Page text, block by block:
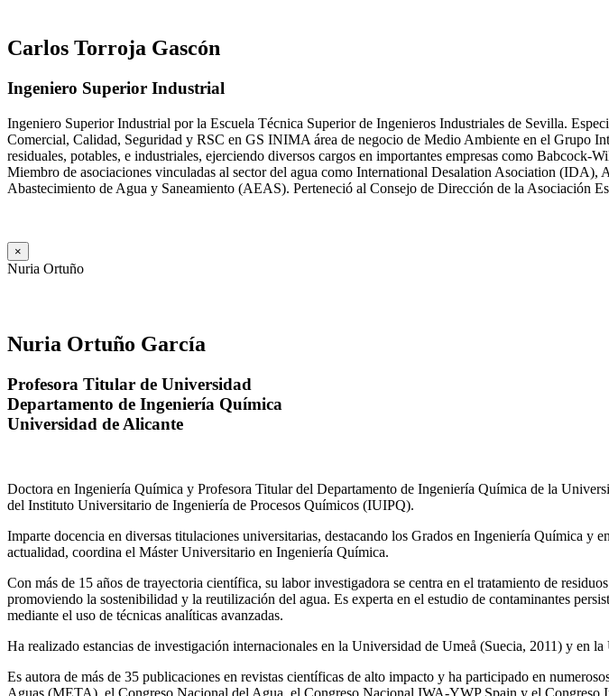
Carlos Torroja Gascón
Ingeniero Superior Industrial
Ingeniero Superior Industrial por la Escuela Técnica Superior de Ingenieros Industriales de Sevilla.
Comercial, Calidad, Seguridad y RSC en GS INIMA área de negocio de Medio Ambiente en el Grupo
residuales, potables, e industriales, ejerciendo diversos cargos en importantes empresas como
Miembro de asociaciones vinculadas al sector del agua como International Desalation Asociation
Abastecimiento de Agua y Saneamiento (AEAS). Perteneció al Consejo de Dirección de la Asociación
×
Nuria Ortuño
Nuria Ortuño García
Profesora Titular de Universidad
Departamento de Ingeniería Química
Universidad de Alicante
Doctora en Ingeniería Química y Profesora Titular del Departamento de Ingeniería Química de la
del Instituto Universitario de Ingeniería de Procesos Químicos (IUIPQ).
Imparte docencia en diversas titulaciones universitarias, destacando los Grados en Ingeniería Química
actualidad, coordina el Máster Universitario en Ingeniería Química.
Con más de 15 años de trayectoria científica, su labor investigadora se centra en el tratamiento de
promoviendo la sostenibilidad y la reutilización del agua. Es experta en el estudio de contaminantes
mediante el uso de técnicas analíticas avanzadas.
Ha realizado estancias de investigación internacionales en la Universidad de Umeå (Suecia, 2011) y en
Es autora de más de 35 publicaciones en revistas científicas de alto impacto y ha participado en